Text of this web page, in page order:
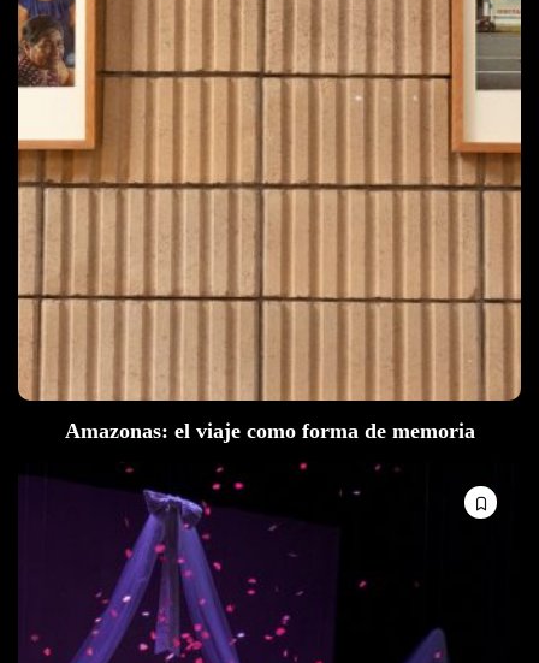
Amazonas: el viaje como forma de memoria